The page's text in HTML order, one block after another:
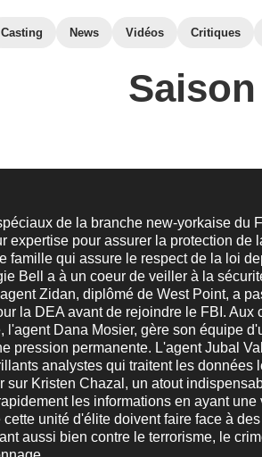
Casting News Vidéos Critiques
de la branche new-yorkaise du
expertise pour assurer la protection de
famille qui assure le respect de la loi
Bell a à un coeur de veiller à la
Zidan, diplômé de West Point, a
la DEA avant de rejoindre le FBI. Aux
l'agent Dana Mosier, gère son équipe
pression permanente. L'agent Jubal
analystes qui traitent les données
sur Kristen Chazal, un atout
les informations en ayant
cette unité d'élite doivent faire face à
aussi bien contre le terrorisme, le